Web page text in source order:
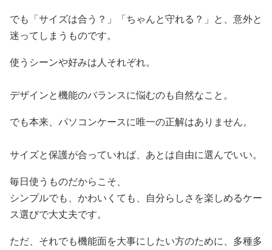
でも「サイズは合う？」「ちゃんと守れる？」と、意外と
迷ってしまうものです。
使うシーンや好みは人それぞれ。
デザインと機能のバランスに悩むのも自然なこと。
でも本来、パソコンケースに唯一の正解はありません。
サイズと保護が合っていれば、あとは自由に選んでいい。
毎日使うものだからこそ、
シンプルでも、かわいくても、自分らしさを楽しめるケー
ス選びで大丈夫です。
ただ、それでも機能面を大事にしたい方のために、多種多